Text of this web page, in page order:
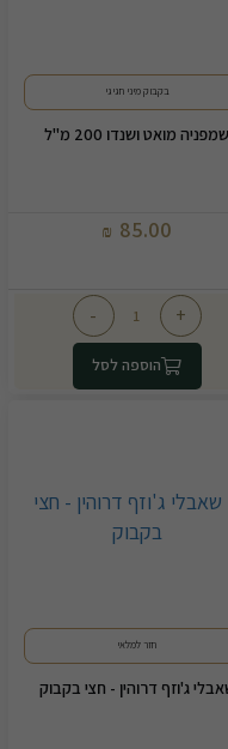
בקבוק מיני חגיגי
שמפניה מואט ושנדו 200 מ"ל
85.00
₪
+
-
הוספה לסל
חזר למלאי
ג'וזף דרוהין - חצי בקבוק